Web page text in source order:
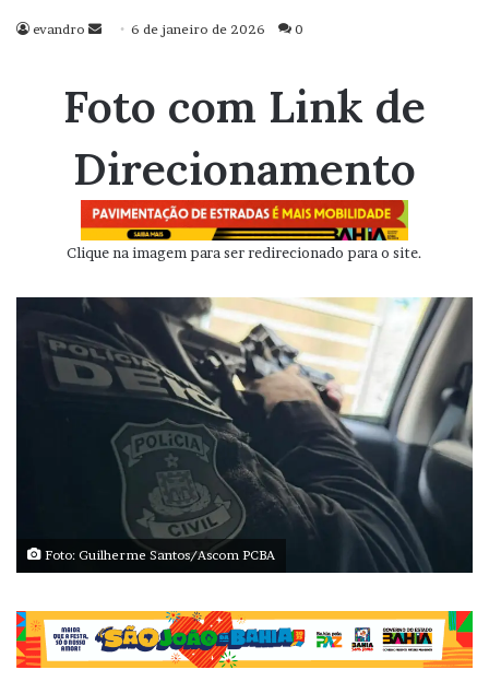
evandro
Mande
mail
6 de janeiro de 2026 0
Foto com Link de
Direcionamento
Clique na imagem para ser redirecionado para o site.
Foto: Guilherme Santos/Ascom PCBA